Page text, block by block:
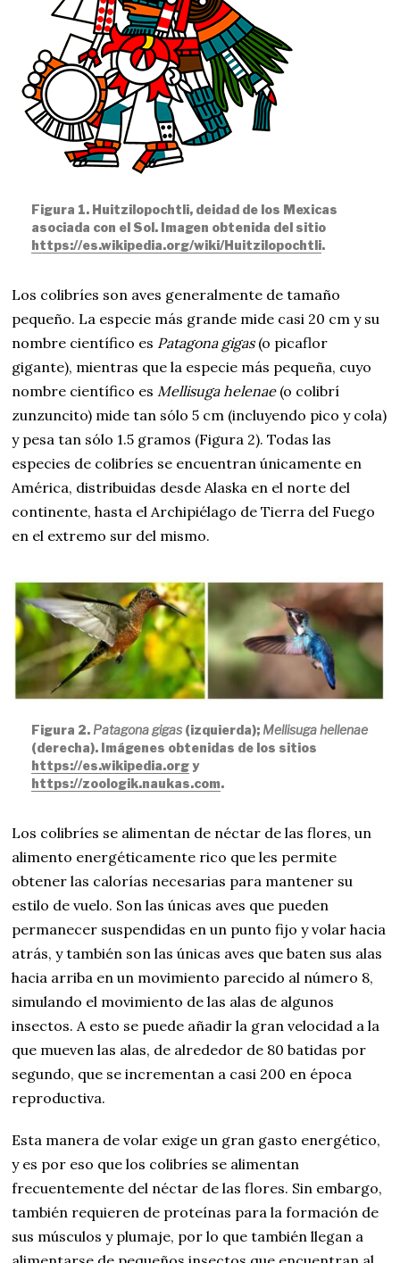
Figura 1. Huitzilopochtli, deidad de los Mexicas
asociada con el Sol. Imagen obtenida del sitio
https://es.wikipedia.org/wiki/Huitzilopochtli.
Los colibríes son aves generalmente de tamaño
pequeño. La especie más grande mide casi 20 cm y su
nombre científico es Patagona gigas(o picaflor
gigante), mientras que la especie más pequeña, cuyo
nombre científico es Mellisuga helenae(o colibrí
zunzuncito) mide tan sólo 5 cm (incluyendo pico y cola)
y pesa tan sólo 1.5 gramos (Figura 2). Todas las
especies de colibríes se encuentran únicamente en
América, distribuidas desde Alaska en el norte del
continente, hasta el Archipiélago de Tierra del Fuego
en el extremo sur del mismo.
Figura 2. Patagona gigas(izquierda); Mellisuga hellenae
(derecha). Imágenes obtenidas de los sitios
https://es.wikipedia.orgy
https://zoologik.naukas.com.
Los colibríes se alimentan de néctar de las flores, un
alimento energéticamente rico que les permite
obtener las calorías necesarias para mantener su
estilo de vuelo. Son las únicas aves que pueden
permanecer suspendidas en un punto fijo y volar hacia
atrás, y también son las únicas aves que baten sus alas
hacia arriba en un movimiento parecido al número 8,
simulando el movimiento de las alas de algunos
insectos. A esto se puede añadir la gran velocidad a la
que mueven las alas, de alrededor de 80 batidas por
segundo, que se incrementan a casi 200 en época
reproductiva.
Esta manera de volar exige un gran gasto energético,
y es por eso que los colibríes se alimentan
frecuentemente del néctar de las flores. Sin embargo,
también requieren de proteínas para la formación de
sus músculos y plumaje, por lo que también llegan a